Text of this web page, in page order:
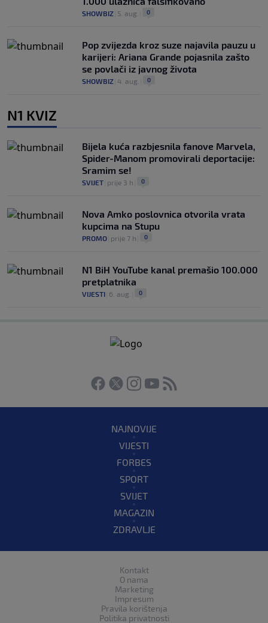
SHOWBIZ 5. aug. 0
Pop zvijezda kroz suze najavila pauzu u
karijeri: Ariana Grande pojasnila zašto
se povlači iz javnog života
SHOWBIZ 4. aug. 0
N1 KVIZ
Bijela kuća razbjesnila fanove Marvela,
Spider-Manom promovirali deportacije:
Sramim se!
SVIJET prije 3 h 0
Nova Amko poslovnica otvorila vrata
kupcima na Stupu
PROMO prije 7 h 0
N1 BiH YouTube kanal premašio 100.000
pretplatnika
VIJESTI 6. aug. 0
NAJNOVIJE
VIJESTI
FORBES
SPORT
SVIJET
MAGAZIN
ZDRAVLJE
Kontakt
O nama
Marketing
Impresum
Pravila korištenja
Politika privatnosti